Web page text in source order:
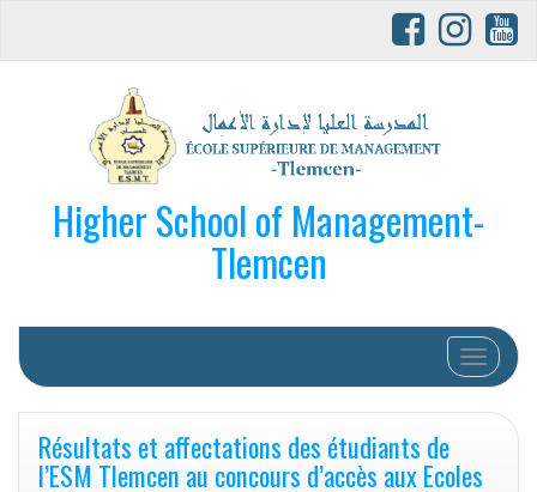
Higher School of Management-
Tlemcen
Afficher/
Résultats et affectations des étudiants de
l’ESM Tlemcen au concours d’accès aux Ecoles